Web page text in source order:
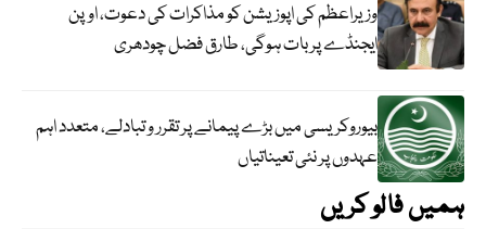
وزیراعظم کی اپوزیشن کو مذاکرات کی دعوت، اوپن
ایجنڈے پر بات ہوگی، طارق فضل چودھری
بیوروکریسی میں بڑے پیمانے پر تقرر و تبادلے، متعدد اہم
عہدوں پر نئی تعیناتیاں
ہمیں فالو کریں